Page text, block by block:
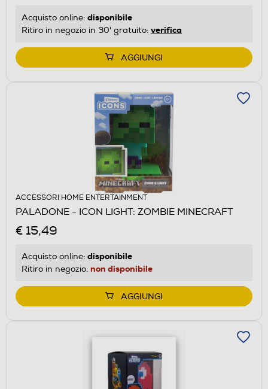
Acquisto online: disponibile
Ritiro in negozio in 30' gratuito: verifica
AGGIUNGI
ACCESSORI HOME ENTERTAINMENT
PALADONE - ICON LIGHT: ZOMBIE MINECRAFT
€ 15,49
Acquisto online: disponibile
Ritiro in negozio: non disponibile
AGGIUNGI